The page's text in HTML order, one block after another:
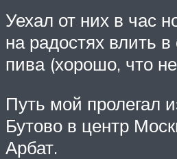
Уехал от них в час
на радостях влить в
пива (хорошо, что
Путь мой пролегал
Бутово в центр
Арбат.